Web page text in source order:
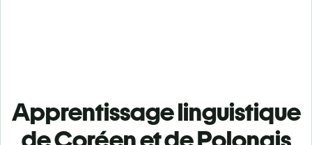
Apprentissage linguistique